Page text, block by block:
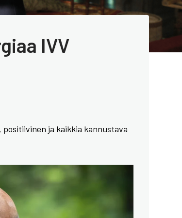
IVV
ja kaikkia kannustava